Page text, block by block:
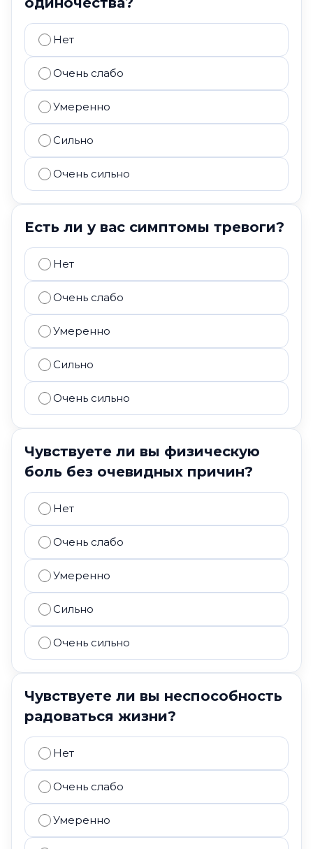
Нет
Очень слабо
Умеренно
Сильно
Очень сильно
Есть ли у вас симптомы тревоги?
Нет
Очень слабо
Умеренно
Сильно
Очень сильно
Чувствуете ли вы физическую
боль без очевидных причин?
Нет
Очень слабо
Умеренно
Сильно
Очень сильно
Чувствуете ли вы неспособность
радоваться жизни?
Нет
Очень слабо
Умеренно